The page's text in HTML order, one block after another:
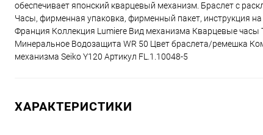
обеспечивает японский кварцевый механизм. Браслет с
Часы, фирменная упаковка, фирменный пакет, инструкция
Франция Коллекция Lumiere Вид механизма Кварцевые
Минеральное Водозащита WR 50 Цвет браслета/ремешка
механизма Seiko Y120 Артикул FL.1.10048-5
ХАРАКТЕРИСТИКИ